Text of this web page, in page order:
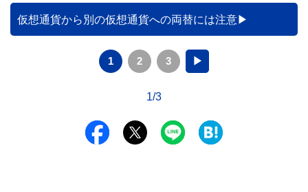
仮想通貨から別の仮想通貨への両替には注意
1 2 3 ▶
1/3